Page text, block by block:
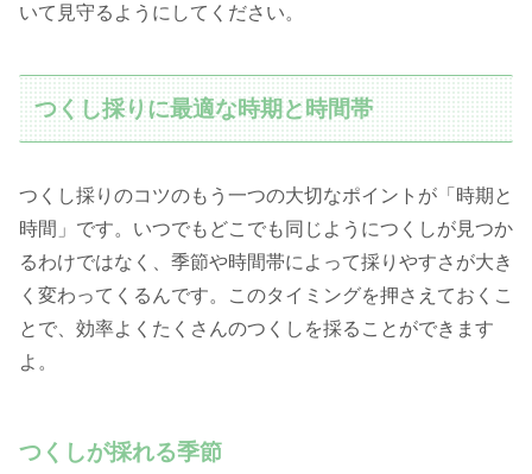
いて見守るようにしてください。
つくし採りに最適な時期と時間帯
つくし採りのコツのもう一つの大切なポイントが「時期と
時間」です。いつでもどこでも同じようにつくしが見つか
るわけではなく、季節や時間帯によって採りやすさが大き
く変わってくるんです。このタイミングを押さえておくこ
とで、効率よくたくさんのつくしを採ることができます
よ。
つくしが採れる季節